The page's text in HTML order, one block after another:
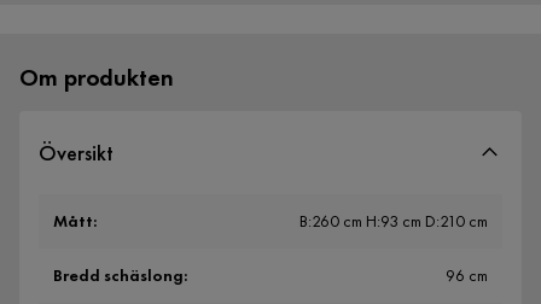
Om produkten
Översikt
Mått: B:260 cm H:93 cm D:210 cm
Bredd schäslong: 96 cm